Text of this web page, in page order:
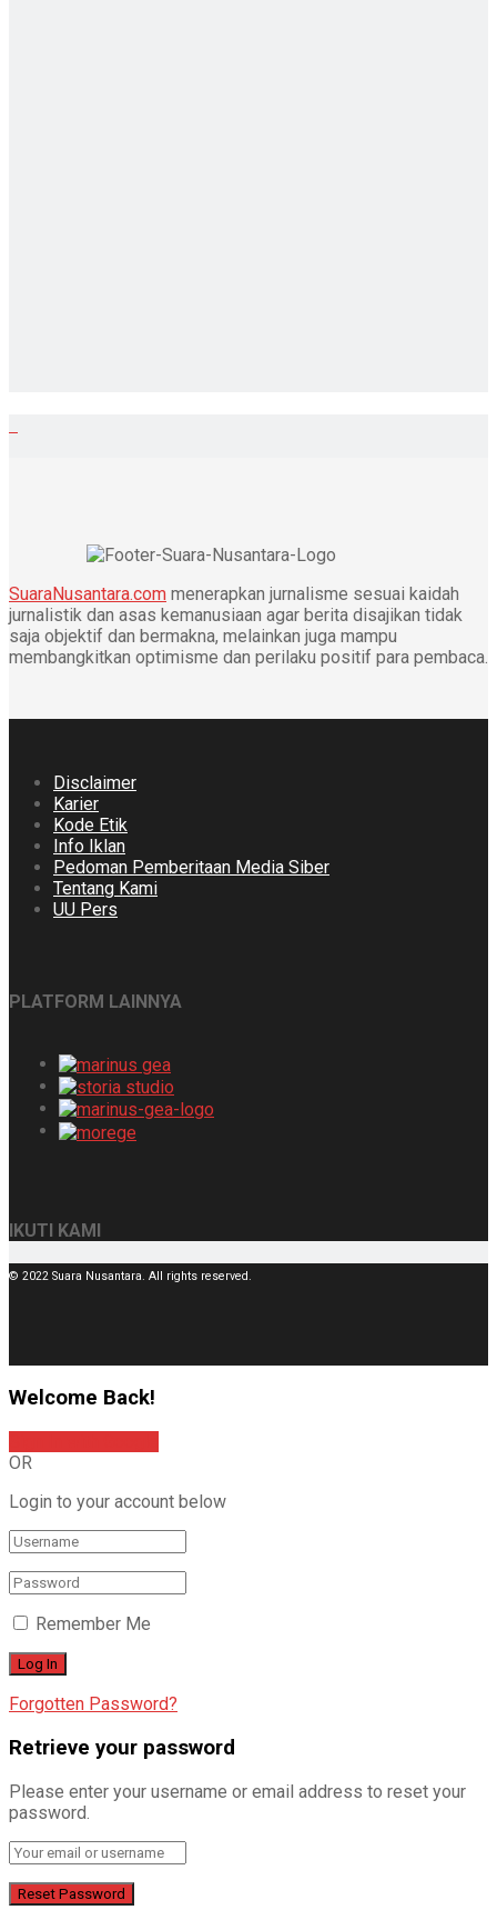
SuaraNusantara.com menerapkan jurnalisme sesuai kaidah
jurnalistik dan asas kemanusiaan agar berita disajikan tidak
saja objektif dan bermakna, melainkan juga mampu
membangkitkan optimisme dan perilaku positif para pembaca.
Disclaimer
Karier
Kode Etik
Info Iklan
Pedoman Pemberitaan Media Siber
Tentang Kami
UU Pers
PLATFORM LAINNYA
IKUTI KAMI
© 2022 Suara Nusantara. All rights reserved.
Welcome Back!
OR
Login to your account below
Remember Me
Forgotten Password?
Retrieve your password
Please enter your username or email address to reset your
password.